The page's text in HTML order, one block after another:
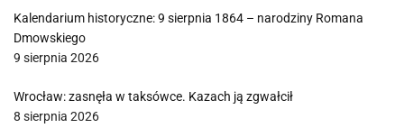
Kalendarium historyczne: 9 sierpnia 1864 – narodziny Romana
Dmowskiego
9 sierpnia 2026
Wrocław: zasnęła w taksówce. Kazach ją zgwałcił
8 sierpnia 2026